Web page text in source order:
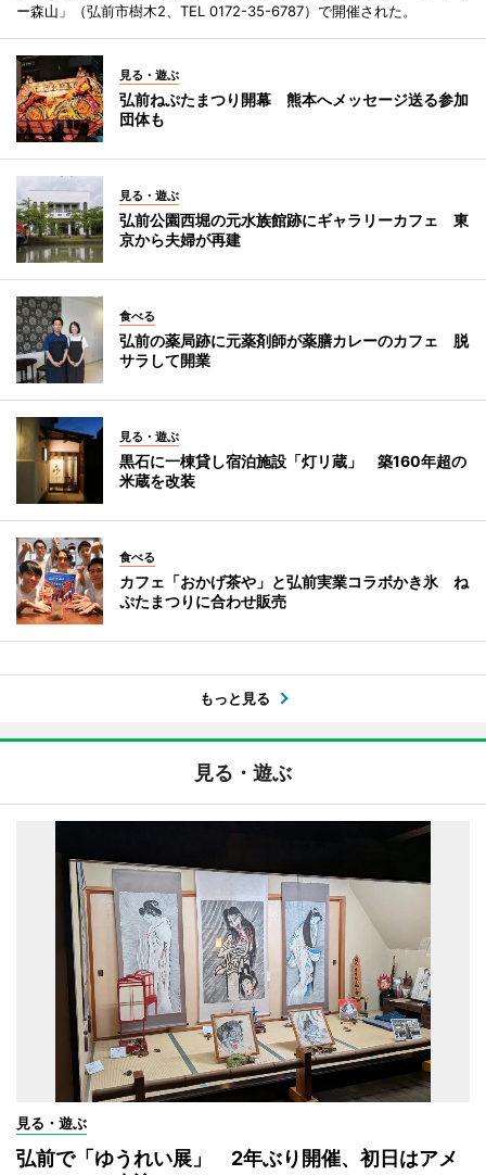
ー森山」（弘前市樹木2、TEL 0172-35-6787）で開催された。
見る・遊ぶ
弘前ねぷたまつり開幕 熊本へメッセージ送る参加
団体も
見る・遊ぶ
弘前公園西堀の元水族館跡にギャラリーカフェ 東
京から夫婦が再建
食べる
弘前の薬局跡に元薬剤師が薬膳カレーのカフェ 脱
サラして開業
見る・遊ぶ
黒石に一棟貸し宿泊施設「灯リ蔵」 築160年超の
米蔵を改装
食べる
カフェ「おかげ茶や」と弘前実業コラボかき氷 ね
ぷたまつりに合わせ販売
もっと見る
見る・遊ぶ
見る・遊ぶ
弘前で「ゆうれい展」 2年ぶり開催、初日はアメ